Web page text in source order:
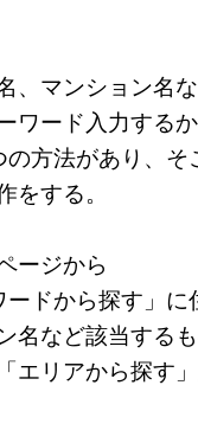
、マンション名
ワード入力する
の方法があり、そ
をする。
ージから
ドから探す」に
名など該当するも
エリアから探す